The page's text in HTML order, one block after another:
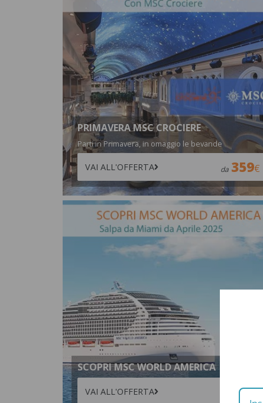
PRIMAVERA MSC CROCIERE
Parti in Primavera, in omaggio le bevande
VAI ALL'OFFERTA da 359
SCOPRI MSC WORLD AMERICA
VAI ALL'OFFERTA 399